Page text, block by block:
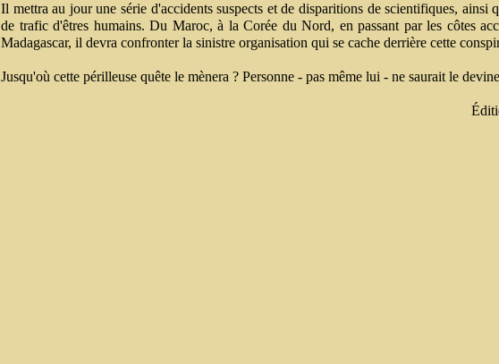
Il mettra au jour une série d'accidents suspects et de disparitions de scientifiques, ainsi
de trafic d'êtres humains. Du Maroc, à la Corée du Nord, en passant par les côtes
Madagascar, il devra confronter la sinistre organisation qui se cache derrière cette
Jusqu'où cette périlleuse quête le mènera ? Personne - pas même lui - ne saurait le